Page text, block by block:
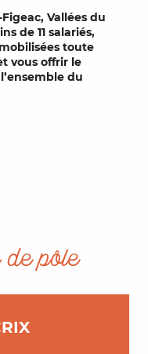
, Vallées du
de 11 salariés,
toute
vous offrir le
du
aux
de pôle